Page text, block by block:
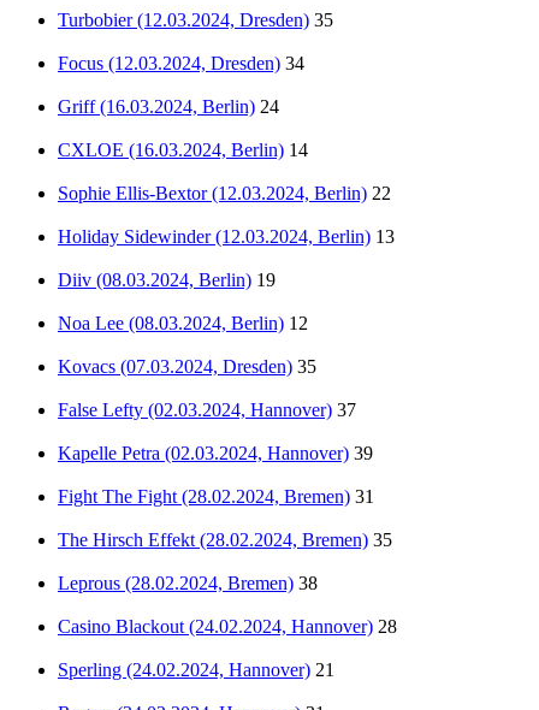
Turbobier (12.03.2024, Dresden) 35
Focus (12.03.2024, Dresden) 34
Griff (16.03.2024, Berlin) 24
CXLOE (16.03.2024, Berlin) 14
Sophie Ellis-Bextor (12.03.2024, Berlin) 22
Holiday Sidewinder (12.03.2024, Berlin) 13
Diiv (08.03.2024, Berlin) 19
Noa Lee (08.03.2024, Berlin) 12
Kovacs (07.03.2024, Dresden) 35
False Lefty (02.03.2024, Hannover) 37
Kapelle Petra (02.03.2024, Hannover) 39
Fight The Fight (28.02.2024, Bremen) 31
The Hirsch Effekt (28.02.2024, Bremen) 35
Leprous (28.02.2024, Bremen) 38
Casino Blackout (24.02.2024, Hannover) 28
Sperling (24.02.2024, Hannover) 21